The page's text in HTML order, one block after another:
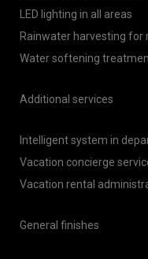
LED lighting in all areas
Rainwater harvesting for
Water softening
Additional services
Intelligent system in
Vacation concierge
Vacation rental
General finishes